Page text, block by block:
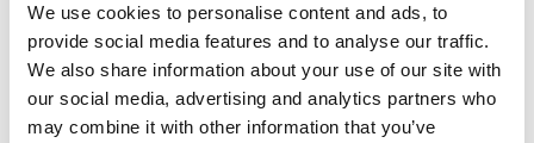
We use cookies to personalise content and ads, to
provide social media features and to analyse our traffic.
We also share information about your use of our site with
our social media, advertising and analytics partners who
may combine it with other information that you’ve